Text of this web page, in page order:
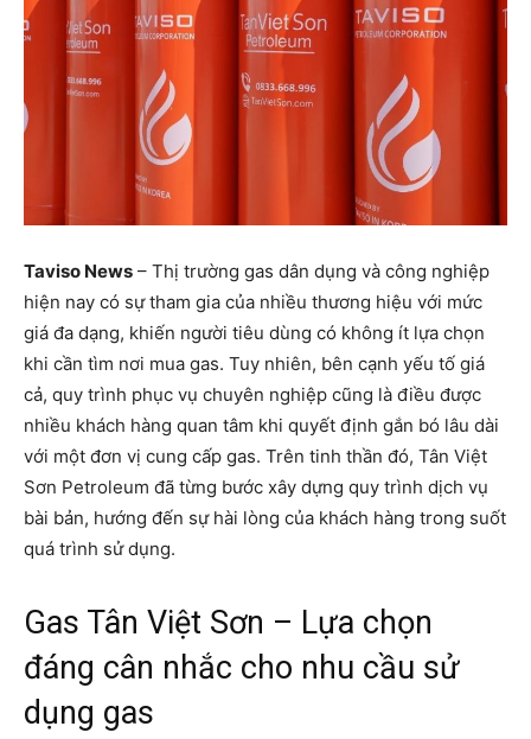
Taviso News – Thị trường gas dân dụng và công nghiệp
hiện nay có sự tham gia của nhiều thương hiệu với mức
giá đa dạng, khiến người tiêu dùng có không ít lựa chọn
khi cần tìm nơi mua gas. Tuy nhiên, bên cạnh yếu tố giá
cả, quy trình phục vụ chuyên nghiệp cũng là điều được
nhiều khách hàng quan tâm khi quyết định gắn bó lâu dài
với một đơn vị cung cấp gas. Trên tinh thần đó, Tân Việt
Sơn Petroleum đã từng bước xây dựng quy trình dịch vụ
bài bản, hướng đến sự hài lòng của khách hàng trong suốt
quá trình sử dụng.
Gas Tân Việt Sơn – Lựa chọn
đáng cân nhắc cho nhu cầu sử
dụng gas